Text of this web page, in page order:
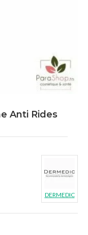
Anti Rides
DERMEDIC